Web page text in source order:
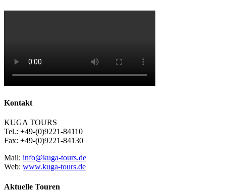
Kontakt
KUGA TOURS
Tel.: +49-(0)9221-84110
Fax: +49-(0)9221-84130
Mail: info@kuga-tours.de
Web: www.kuga-tours.de
Aktuelle Touren